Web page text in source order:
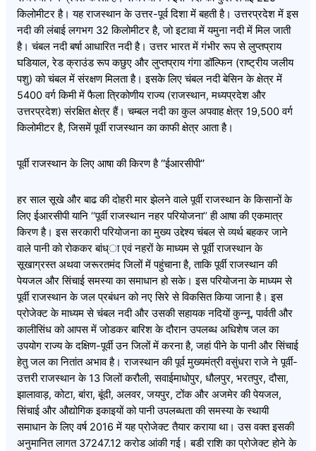
किलोमीटर है। यह राजस्थान के उत्तर-पूर्व दिशा में बहती है। उत्तरप्रदेश में इस
नदी की लंबाई लगभग 32 किलोमीटर है, जो इटावा में यमुना नदी में मिल जाती
है। चंबल नदी बर्षा आधारित नदी है। उत्तर भारत में गंभीर रूप से लुप्तप्राय
घडियाल, रेड क्राउंड रूप कछुए और लुप्तप्राय गंगा डॉल्फिन (राष्ट्रीय जलीय
पशु) को चंबल में संरक्षण मिलता है। इसके लिए चंबल नदी बेसिन के क्षेत्र में
5400 वर्ग किमी में फैला त्रिकोणीय राज्य (राजस्थान, मध्यप्रदेश और
उत्तरप्रदेश) संरक्षित क्षेत्र हैं। चम्बल नदी का कुल अपवाह क्षेत्र 19,500 वर्ग
किलोमीटर है, जिसमें पूर्वी राजस्थान का काफी क्षेत्र आता है।
पूर्वी राजस्थान के लिए आषा की किरण है ‘‘ईआरसीपी’’
हर साल सूखे और बाढ की दोहरी मार झेलने वाले पूर्वी राजस्थान के किसानों के
लिए ईआरसीपी यानि ‘‘पूर्वी राजस्थान नहर परियोजना’’ ही आषा की एकमात्र
किरण है। इस सरकारी परियोजना का मुख्य उद्देश्य चंबल से व्यर्थ बहकर जाने
वाले पानी को रोककर बांध्ा एवं नहरों के माध्यम से पूर्वी राजस्थान के
सूखाग्रस्त अथवा जरूरतमंद जिलों में पहुंचाना है, ताकि पूर्वी राजस्थान की
पेयजल और सिंचाई समस्या का समाधान हो सके। इस परियोजना के माध्यम से
पूर्वी राजस्थान के जल प्रबंधन को नए सिरे से विकसित किया जाना है। इस
प्रोजेक्ट के माध्यम से चंबल नदी और उसकी सहायक नदियों कुन्नू, पार्वती और
कालीसिंध को आपस में जोडकर बारिश के दौरान उपलब्ध अधिशेष जल का
उपयोग राज्य के दक्षिण-पूर्वी उन जिलों में करना है, जहां पीने के पानी और सिंचाई
हेतु जल का नितांत अभाव है। राजस्थान की पूर्व मुख्यमंत्री वसुंधरा राजे ने पूर्वी-
उत्तरी राजस्थान के 13 जिलों करौली, सवाईमाधोपुर, धौलपुर, भरतपुर, दौसा,
झालावाड़, कोटा, बांरा, बूंदी, अलवर, जयपुर, टोंक और अजमेर की पेयजल,
सिंचाई और औद्योगिक इकाइयों को पानी उपलब्धता की समस्या के स्थायी
समाधान के लिए वर्ष 2016 में यह प्रोजेक्ट तैयार कराया था। उस वक्त इसकी
अनुमानित लागत 37247.12 करोड आंकी गई। बडी राशि का प्रोजेक्ट होने के